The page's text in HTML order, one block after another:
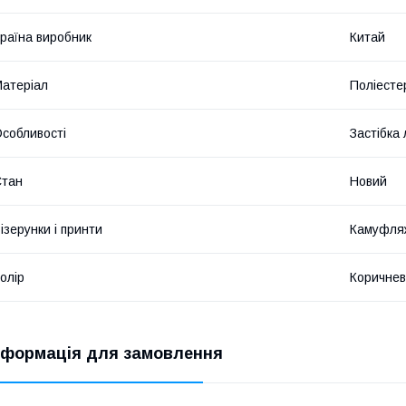
виробник Китай
Застібка
Новий
і принти
для замовлення